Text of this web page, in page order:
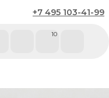
+7 495 103-41-99
10